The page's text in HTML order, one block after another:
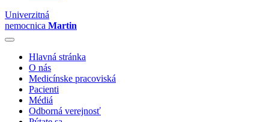
Univerzitná
nemocnica Martin
Hlavná stránka
O nás
Medicínske pracoviská
Pacienti
Médiá
Odborná verejnosť